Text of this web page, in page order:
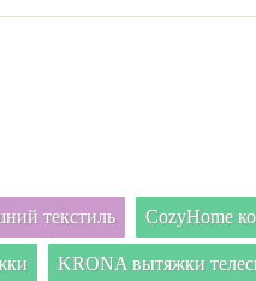
текстиль CozyHome
KRONA вытяжки